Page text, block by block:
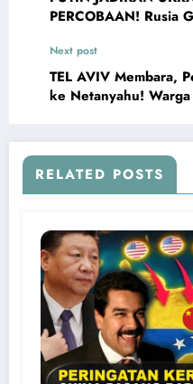
PERCOBAAN! Rusia
Next post
TEL AVIV Membara,
ke Netanyahu!
RELATED POSTS